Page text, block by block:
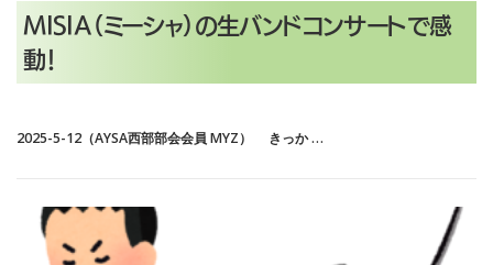
MISIA（ミーシャ）の生バンドコンサートで感
動！
2025-5-12（AYSA西部部会会員 MYZ） きっか …